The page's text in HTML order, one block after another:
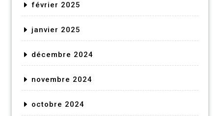
février 2025
janvier 2025
décembre 2024
novembre 2024
octobre 2024